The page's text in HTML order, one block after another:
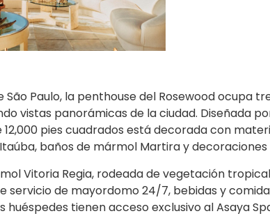
São Paulo, la penthouse del Rosewood ocupa
vistas panorámicas de la ciudad. Diseñada
12,000 pies cuadrados está decorada con
baños de mármol Martira y
Vitoria Regia, rodeada de vegetación
servicio de mayordomo 24/7, bebidas y
huéspedes tienen acceso exclusivo al Asaya